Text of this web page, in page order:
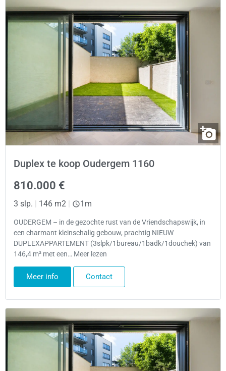
Duplex te koop Oudergem 1160
810.000 €
3 slp. | 146 m2 | 1m
OUDERGEM – in de gezochte rust van de Vriendschapswijk, in
een charmant kleinschalig gebouw, prachtig NIEUW
DUPLEXAPPARTEMENT (3slpk/1bureau/1badk/1douchek) van
146,4 m² met een… Meer lezen
Meer info Contact